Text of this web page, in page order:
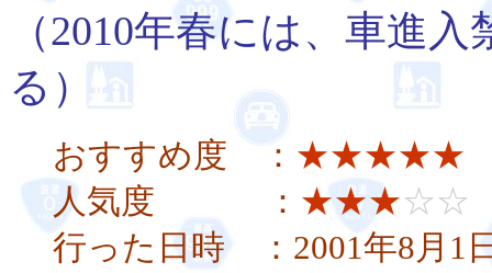
（2010年春には、車進
る）
おすすめ度 ： ★★★★★
人気度 ： ★★★☆☆
行った日時 ：2001年8月1